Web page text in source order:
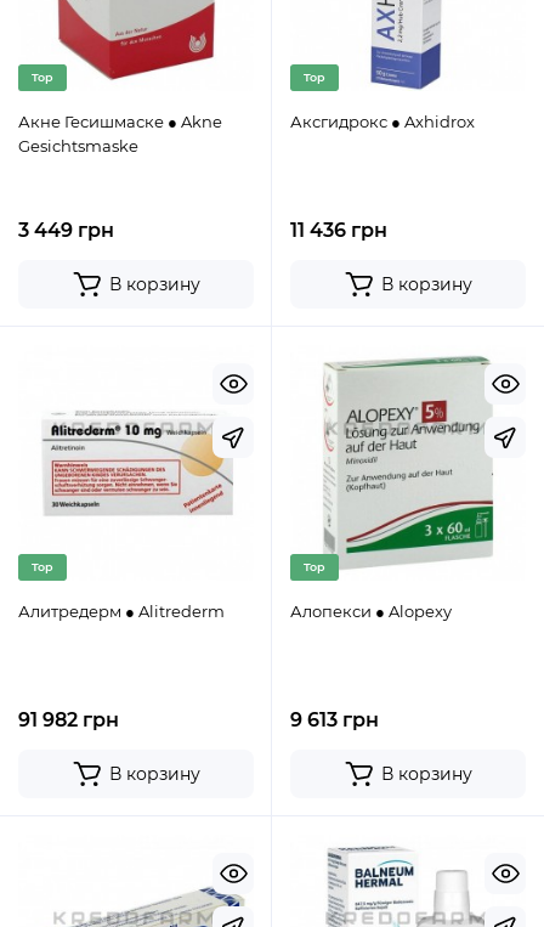
Top
Акне Гесишмаске ● Akne
Gesichtsmaske
3 449 грн
В корзину
Top
Аксгидрокс ● Axhidrox
11 436 грн
В корзину
Top
Алитредерм ● Alitrederm
91 982 грн
В корзину
Top
Алопекси ● Alopexy
9 613 грн
В корзину